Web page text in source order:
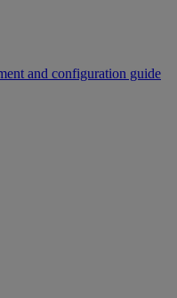
and configuration guide